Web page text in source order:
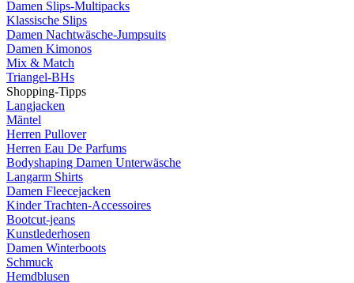
Damen Slips-Multipacks
Klassische Slips
Damen Nachtwäsche-Jumpsuits
Damen Kimonos
Mix & Match
Triangel-BHs
Shopping-Tipps
Langjacken
Mäntel
Herren Pullover
Herren Eau De Parfums
Bodyshaping Damen Unterwäsche
Langarm Shirts
Damen Fleecejacken
Kinder Trachten-Accessoires
Bootcut-jeans
Kunstlederhosen
Damen Winterboots
Schmuck
Hemdblusen